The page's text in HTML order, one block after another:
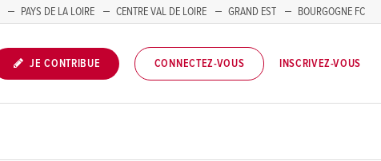
PAYS DE LA LOIRE CENTRE VAL DE LOIRE GRAND EST
BOURGOGNE FC
JE CONTRIBUE CONNECTEZ-VOUS INSCRIVEZ-VOUS